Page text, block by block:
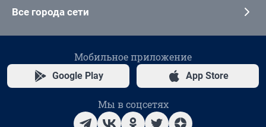
Все города сети
Мобильное приложение
Google Play App Store
Мы в соцсетях